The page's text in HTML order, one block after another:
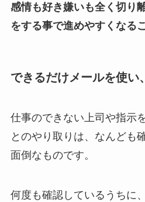
感情も好き嫌いも全く切り
をする事で進めやすくなる
できるだけメールを使い
仕事のできない上司や指示
とのやり取りは、なんども
面倒なものです。
何度も確認しているうちに